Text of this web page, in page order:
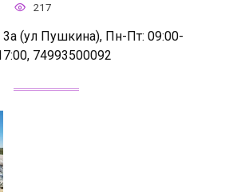
217
(ул Пушкина), Пн-Пт: 09:00-
74993500092